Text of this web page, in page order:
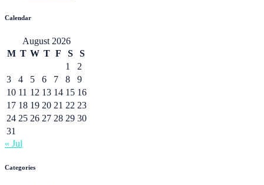
Calendar
August 2026
M T W T F S
S
1
2
3
4 5 6 7 8
9
10 11 12 13 14 15 16
17 18 19 20 21 22 23
24 25 26 27 28 29 30
31
« Jul
Categories